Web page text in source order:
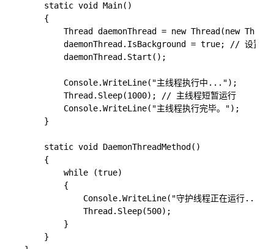
static void Main()
{
Thread daemonThread = new Thread(new
daemonThread.IsBackground = true; // 设置为
daemonThread.Start();
Console.WriteLine("主线程执行中...");
Thread.Sleep(1000); // 主线程短暂运行
Console.WriteLine("主线程执行完毕。");
}
static void DaemonThreadMethod()
{
while (true)
{
Console.WriteLine("守护线程正在运行...");
Thread.Sleep(500);
}
}